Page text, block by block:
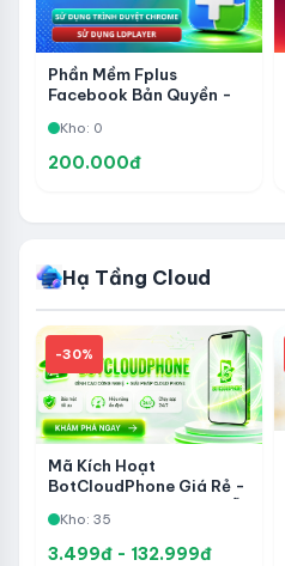
Phần Mềm Fplus
Facebook Bản Quyền -
Tài Khoản
Kho: 0
200.000đ
Hạ Tầng Cloud
-30%
Mã Kích Hoạt
BotCloudPhone Giá Rẻ -
Trợ Treo App,
Automation Mobile Và
Kho: 35
3.499đ - 132.999đ